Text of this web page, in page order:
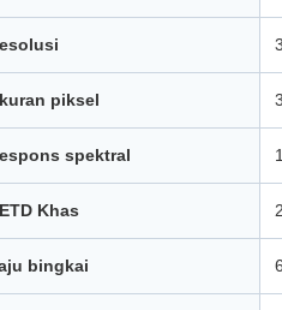
piksel
spektral
Khas
bingkai